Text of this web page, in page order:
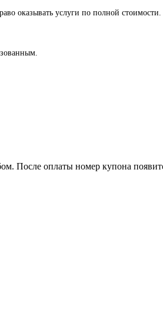
оказывать услуги по полной стоимости.
После оплаты номер купона